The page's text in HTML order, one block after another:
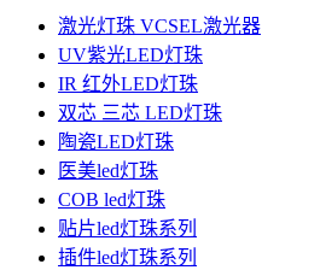
激光灯珠 VCSEL激光器
UV紫光LED灯珠
IR 红外LED灯珠
双芯 三芯 LED灯珠
陶瓷LED灯珠
医美led灯珠
COB led灯珠
贴片led灯珠系列
插件led灯珠系列